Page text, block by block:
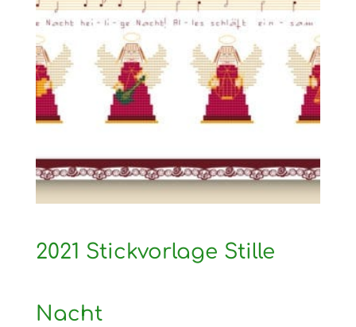
2021 Stickvorlage Stille
Nacht